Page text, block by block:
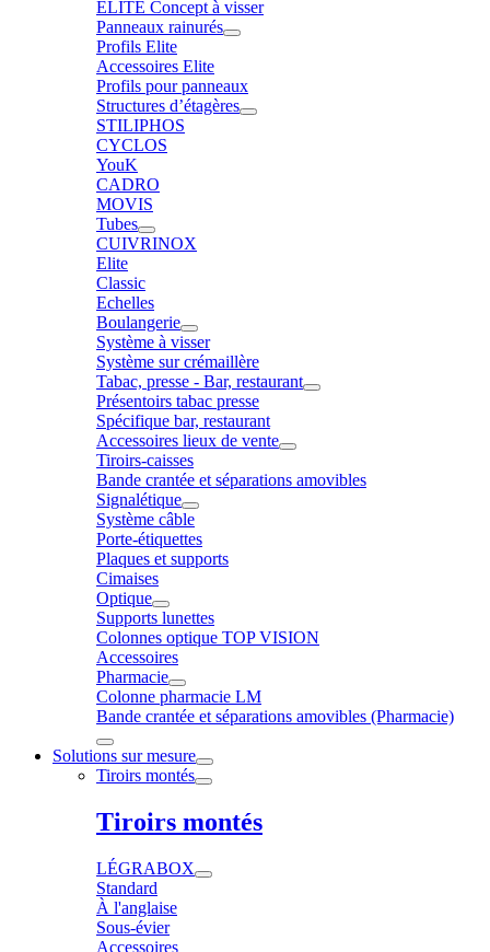
ELITE Concept à visser
Panneaux rainurés
Profils Elite
Accessoires Elite
Profils pour panneaux
Structures d’étagères
STILIPHOS
CYCLOS
YouK
CADRO
MOVIS
Tubes
CUIVRINOX
Elite
Classic
Echelles
Boulangerie
Système à visser
Système sur crémaillère
Tabac, presse - Bar, restaurant
Présentoirs tabac presse
Spécifique bar, restaurant
Accessoires lieux de vente
Tiroirs-caisses
Bande crantée et séparations amovibles
Signalétique
Système câble
Porte-étiquettes
Plaques et supports
Cimaises
Optique
Supports lunettes
Colonnes optique TOP VISION
Accessoires
Pharmacie
Colonne pharmacie LM
Bande crantée et séparations amovibles (Pharmacie)
Solutions sur mesure
Tiroirs montés
Tiroirs montés
LÉGRABOX
Standard
À l'anglaise
Sous-évier
Accessoires